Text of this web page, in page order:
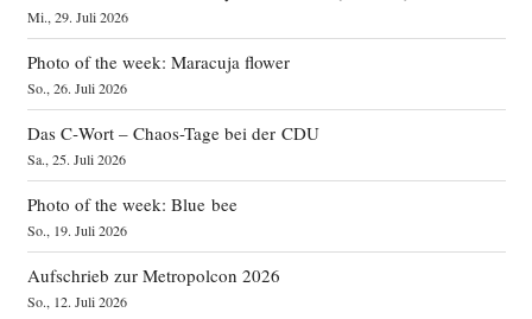
Mi., 29. Juli 2026
Photo of the week: Maracuja flower
So., 26. Juli 2026
Das C‑Wort – Chaos-Tage bei der CDU
Sa., 25. Juli 2026
Photo of the week: Blue bee
So., 19. Juli 2026
Aufschrieb zur Metropolcon 2026
So., 12. Juli 2026